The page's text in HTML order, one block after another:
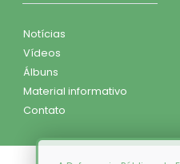
Notícias
Vídeos
Álbuns
Material informativo
Contato